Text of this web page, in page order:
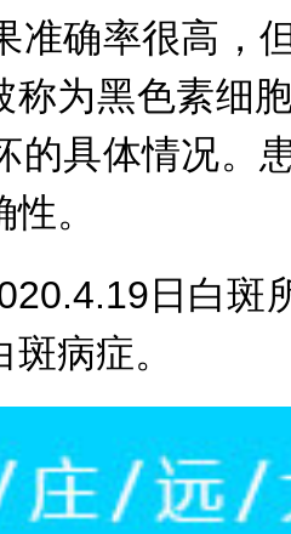
确率很高，但
为黑色素细
的具体情况。
。
日白斑
病症。